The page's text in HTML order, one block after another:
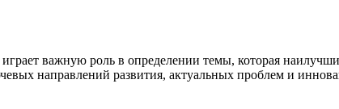
важную роль в определении темы, которая
направлений развития, актуальных проблем и